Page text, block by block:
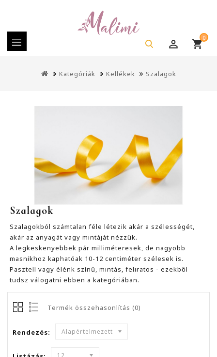
0
Kategóriák Kellékek Szalagok
Szalagok
Szalagokból számtalan féle létezik akár a szélességét,
akár az anyagát vagy mintáját nézzük.
A legkeskenyebbek pár milliméteresek, de nagyobb
masnikhoz kaphatóak 10-12 centiméter szélesek is.
Pasztell vagy élénk színű, mintás, feliratos - ezekből
tudsz válogatni ebben a kategóriában.
Termék összehasonlítás (0)
Rendezés: Alapértelmezett
12